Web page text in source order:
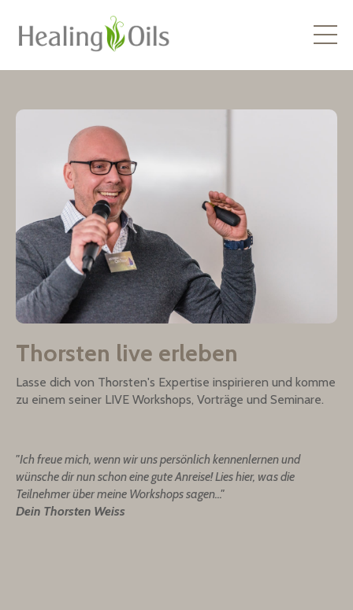
Thorsten live erleben
Lasse dich von Thorsten's Expertise inspirieren und komme
zu einem seiner LIVE Workshops, Vorträge und Seminare.
"Ich freue mich, wenn wir uns persönlich kennenlernen und
wünsche dir nun schon eine gute Anreise!Lies hier, was die
Teilnehmer über meine Workshops sagen..."
Dein Thorsten Weiss